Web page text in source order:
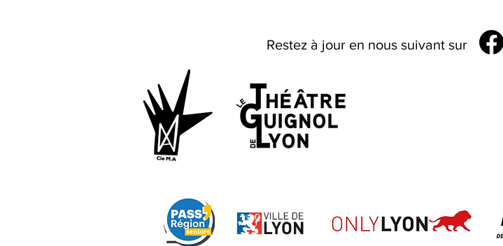
Restez à jour en nous suivant sur